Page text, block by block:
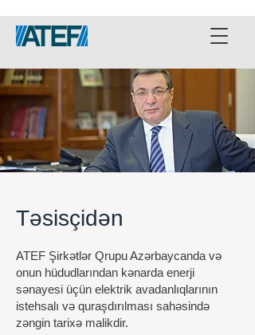
Təsisçidən
ATEF Şirkətlər Qrupu Azərbaycanda və
onun hüdudlarından kənarda enerji
sənayesi üçün elektrik avadanlıqlarının
istehsalı və quraşdırılması sahəsində
zəngin tarixə malikdir.